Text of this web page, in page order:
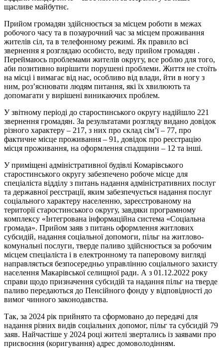
щасливе майбутнє.
Прийом громадян здійснюється за місцем роботи в межах
робочого часу та в позаурочний час за місцем проживання
жителів сіл, та в телефонному режимі. Як правило всі
звернення я розглядаю особисто, веду прийом громадян .
Переймаюсь проблемами жителів округу, все роблю для того,
аби позитивно вирішити порушені проблеми. Життя не стоїть
на місці і вимагає від нас, особливо від влади, йти в ногу з
ним, роз’яснювати людям питання, які їх хвилюють та
допомагати у вирішені виникаючих проблем.
У звітному періоді до старостинського округу надійшло 221
звернення громадян. За результатами розгляду видано довідок
різного характеру – 217, з них про склад сім’ї – 77, про
фактичне місце проживання – 91, довідок про реєстрацію
місця проживання, на оформлення спадщини – 12 та інші.
У приміщені адміністративної будівлі Комарівського
старостинського округу забезпечено робоче місце для
спеціаліста відділу з питань надання адміністративних послуг
та державної реєстрації, яким забезпечується надання послуг
соціального характеру населенню, зареєстрованому на
території старостинського округу, завдяки програмному
комплексу «Інтегрована інформаційна система «Соціальна
громада». Прийом заяв з питань оформлення житлових
субсидій, надання соціальної допомоги, пільг на житлово-
комунальні послуги, тверде паливо здійснюється за робочим
місцем спеціаліста і в електронному та паперовому вигляді
направляється безпосередньо управлінню соціального захисту
населення Макарівської селищної ради. А з 01.12.2022 року
справи щодо призначення субсидій та надання пільг на тверде
паливо передаються до Пенсійного фонду у відповідності до
вимог чинного законодавства.
Так, за 2024 рік прийнято та сформовано до передачі для
надання різних видів соціальних допомог, пільг та субсидій 79
заяв. Найчастіше у 2024 році жителі звертались із заявами про
присвоєння (коригування) адрес домоволодінням.